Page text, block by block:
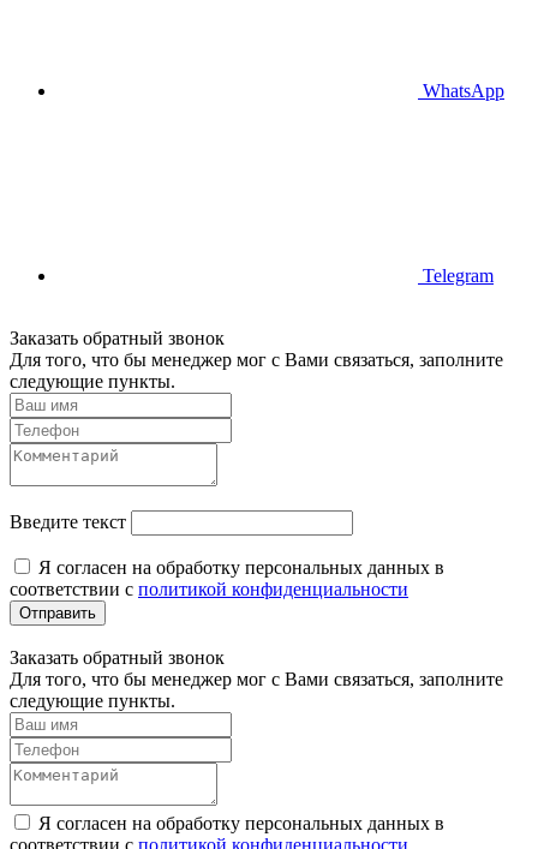
WhatsApp
Telegram
Заказать обратный звонок
Для того, что бы менеджер мог с Вами связаться, заполните
следующие пункты.
Введите текст
Я согласен на обработку персональных данных в
соответствии с политикой конфиденциальности
Отправить
Заказать обратный звонок
Для того, что бы менеджер мог с Вами связаться, заполните
следующие пункты.
Я согласен на обработку персональных данных в